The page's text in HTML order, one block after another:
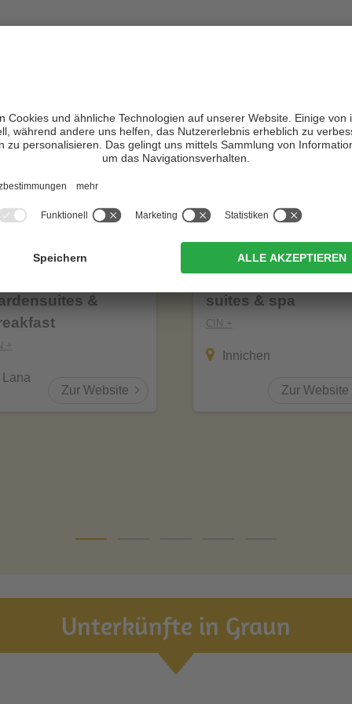
in Südtirol – VIVOSüdtirol
&
+
Lana
Zur Website
Zin Park | alpine
suites & spa
CIN +
Innichen
Zur Website
Unterkünfte in Graun